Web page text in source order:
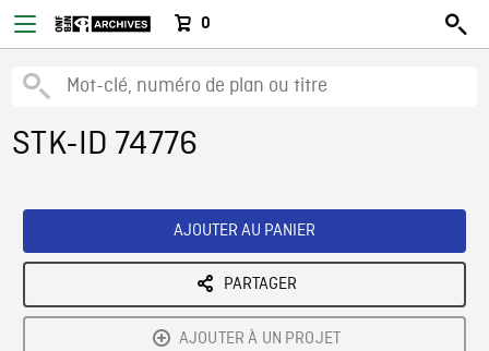
0
STK-ID 74776
AJOUTER AU PANIER
PARTAGER
AJOUTER À UN PROJET